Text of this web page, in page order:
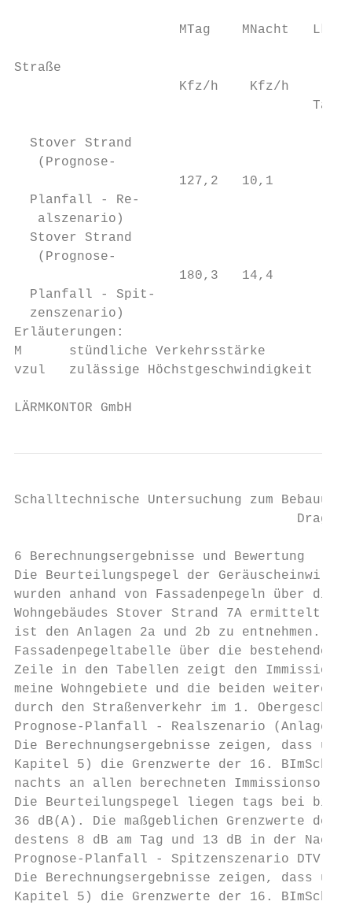
MTag    MNacht
Straße                                  in
Kfz/h    Kfz/h
Tag/
  Stover Strand
(Prognose-
127,2   10,1
  Planfall - Re-
   alszenario)
  Stover Strand
   (Prognose-
180,3   14,4
  Planfall - Spit-
  zenszenario)
Erläuterungen:
M      stündliche Verkehrsstärke
vzul   zulässige Höchstgeschwindigkeit
LÄRMKONTOR GmbH
Schalltechnische Untersuchung zum
6 Berechnungsergebnisse und Bewertung
Die Beurteilungspegel der
wurden anhand von Fassadenpegeln über die
Wohngebäudes Stover Strand 7A ermittelt.
ist den Anlagen 2a und 2b zu entnehmen.
Fassadenpegeltabelle über die
Zeile in den Tabellen zeigt den
meine Wohngebiete und die beiden
durch den Straßenverkehr im 1.
Prognose-Planfall - Realszenario (Anlage
Die Berechnungsergebnisse zeigen, dass
Kapitel 5) die Grenzwerte der 16. BImSchV
nachts an allen berechneten
Die Beurteilungspegel liegen tags bei bis
36 dB(A). Die maßgeblichen Grenzwerte der
destens 8 dB am Tag und 13 dB in der
Prognose-Planfall - Spitzenszenario DTV
Die Berechnungsergebnisse zeigen, dass
Kapitel 5) die Grenzwerte der 16. BImSchV